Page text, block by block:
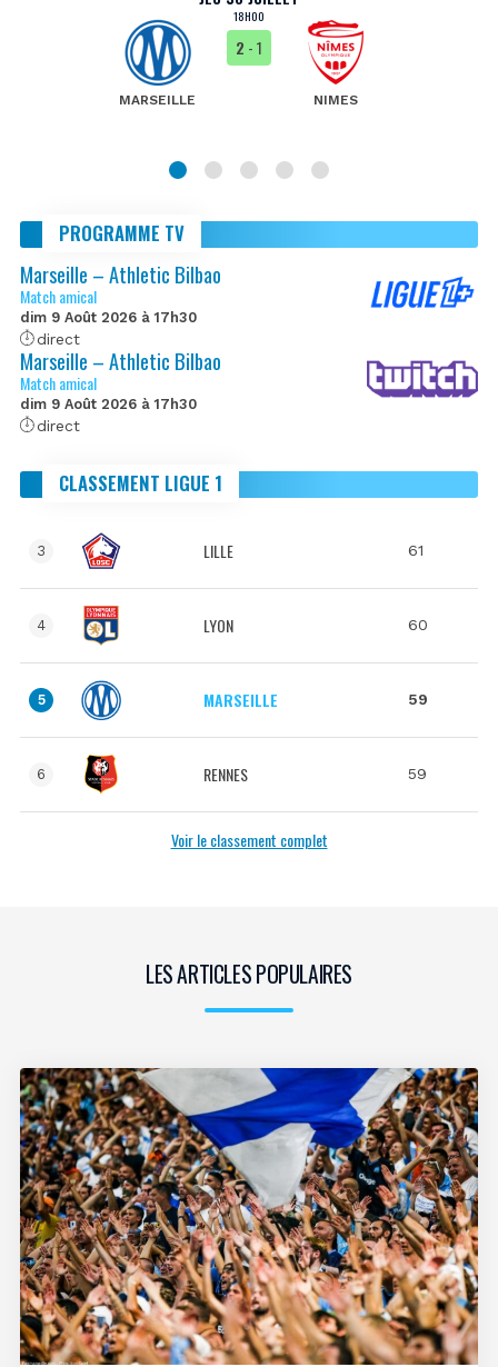
18H00
MARSEILLE
2 - 1
NIMES
PROGRAMME TV
Marseille – Athletic Bilbao
Match amical
dim 9 Août 2026 à 17h30
direct
Marseille – Athletic Bilbao
Match amical
dim 9 Août 2026 à 17h30
direct
CLASSEMENT LIGUE 1
3 LILLE 61
4 LYON 60
5 MARSEILLE 59
6 RENNES 59
Voir le classement complet
LES ARTICLES POPULAIRES